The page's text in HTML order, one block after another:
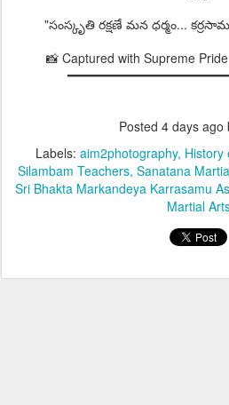
"సంస్కృతి రక్షణే మన ధర్మం...
📸 Captured with Supreme
Posted 4 days ago
Labels: aim2photography History
Silambam Teachers Sanatana
Sri Bhakta Markandeya Karrasamu
Martial